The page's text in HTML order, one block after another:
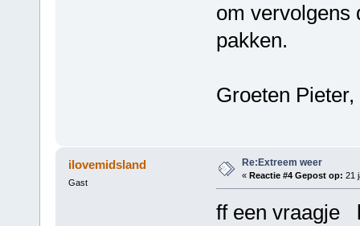
om vervolgens
pakken.
Groeten Pieter,
ilovemidsland
Gast
Re:Extreem weer
« Reactie #4 Gepost op: 21
ff een vraagje